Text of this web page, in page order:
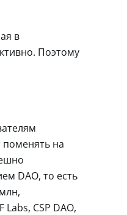
в
Поэтому
поменять на
DAO, то есть
CSP DAO,